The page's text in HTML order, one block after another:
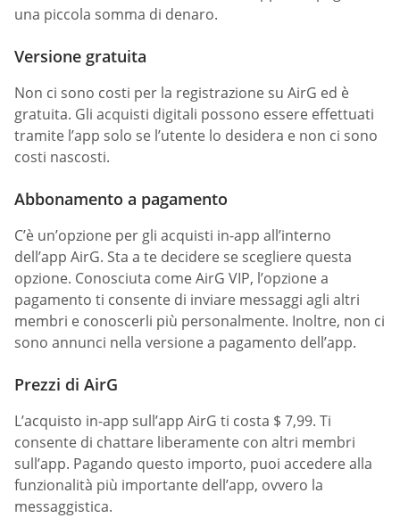
una piccola somma di denaro.
Versione gratuita
Non ci sono costi per la registrazione su AirG ed è
gratuita. Gli acquisti digitali possono essere effettuati
tramite l’app solo se l’utente lo desidera e non ci sono
costi nascosti.
Abbonamento a pagamento
C’è un’opzione per gli acquisti in-app all’interno
dell’app AirG. Sta a te decidere se scegliere questa
opzione. Conosciuta come AirG VIP, l’opzione a
pagamento ti consente di inviare messaggi agli altri
membri e conoscerli più personalmente. Inoltre, non ci
sono annunci nella versione a pagamento dell’app.
Prezzi di AirG
L’acquisto in-app sull’app AirG ti costa $ 7,99. Ti
consente di chattare liberamente con altri membri
sull’app. Pagando questo importo, puoi accedere alla
funzionalità più importante dell’app, ovvero la
messaggistica.